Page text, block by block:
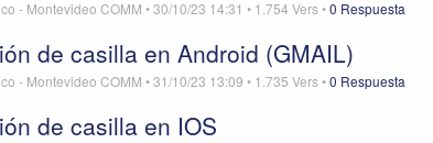
- Montevideo COMM •30/10/23 14:31 • 1.754 Vers•0 Respuesta
de casilla en Android (GMAIL)
- Montevideo COMM •31/10/23 13:09 • 1.735 Vers•0 Respuesta
de casilla en IOS